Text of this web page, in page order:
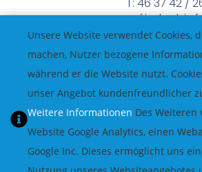
méindes bis
Unsere Website verwendet Cookies,
machen, Nutzer bezogene
während er die Website nutzt.
unser Angebot kundenfreundlicher
Weitere Informationen Des Weiteren
Website Google Analytics, einen
Google Inc. Dieses ermöglicht uns